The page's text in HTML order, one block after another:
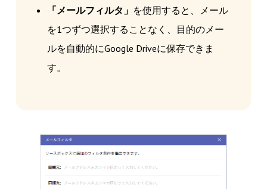
「メールフィルタ」 を使用すると、メール
を1つずつ選択することなく、目的のメー
ルを自動的にGoogle Driveに保存できま
す。